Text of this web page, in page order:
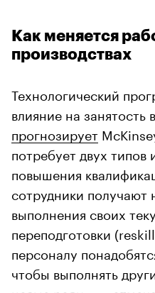
Как меняется
производствах
Технологический
влияние на
прогнозирует
потребует двух
повышения
сотрудники получают
выполнения своих
переподготовки
персоналу
чтобы выполнять